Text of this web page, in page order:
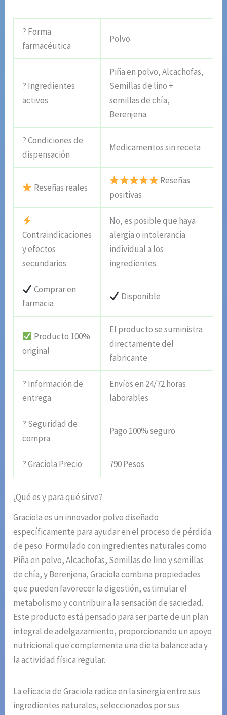
? Forma
farmacéutica
Polvo
? Ingredientes
activos
Piña en polvo, Alcachofas,
Semillas de lino +
semillas de chía,
Berenjena
? Condiciones de
dispensación
Medicamentos sin receta
Reseñas reales
Reseñas
positivas
Contraindicaciones
y efectos
secundarios
No, es posible que haya
alergia o intolerancia
individual a los
ingredientes.
Comprar en
farmacia
Disponible
Producto 100%
original
El producto se suministra
directamente del
fabricante
? Información de
entrega
Envíos en 24/72 horas
laborables
? Seguridad de
compra
Pago 100% seguro
? Graciola Precio 790 Pesos
¿Qué es y para qué sirve?
Graciola es un innovador polvo diseñado
específicamente para ayudar en el proceso de pérdida
de peso. Formulado con ingredientes naturales como
Piña en polvo, Alcachofas, Semillas de lino y semillas
de chía, y Berenjena, Graciola combina propiedades
que pueden favorecer la digestión, estimular el
metabolismo y contribuir a la sensación de saciedad.
Este producto está pensado para ser parte de un plan
integral de adelgazamiento, proporcionando un apoyo
nutricional que complementa una dieta balanceada y
la actividad física regular.
La eficacia de Graciola radica en la sinergia entre sus
ingredientes naturales, seleccionados por sus